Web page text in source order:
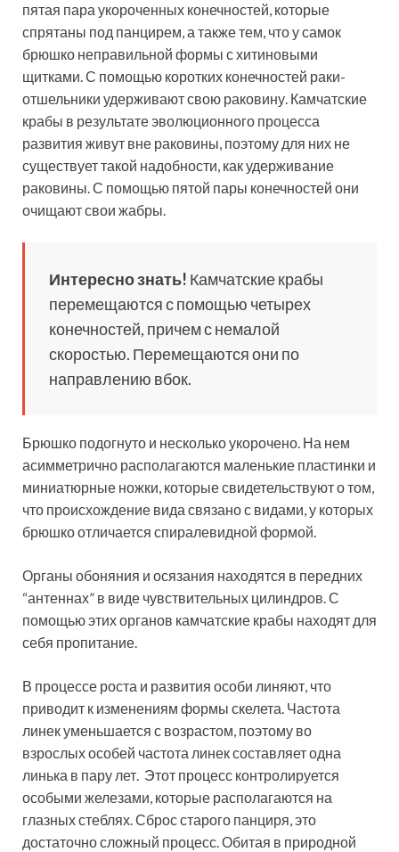
пятая пара укороченных конечностей, которые
спрятаны под панцирем, а также тем, что у самок
брюшко неправильной формы с хитиновыми
щитками. С помощью коротких конечностей раки-
отшельники удерживают свою раковину. Камчатские
крабы в результате эволюционного процесса
развития живут вне раковины, поэтому для них не
существует такой надобности, как удерживание
раковины. С помощью пятой пары конечностей они
очищают свои жабры.
Интересно знать! Камчатские крабы
перемещаются с помощью четырех
конечностей, причем с немалой
скоростью. Перемещаются они по
направлению вбок.
Брюшко подогнуто и несколько укорочено. На нем
асимметрично располагаются маленькие пластинки и
миниатюрные ножки, которые свидетельствуют о том,
что происхождение вида связано с видами, у которых
брюшко отличается спиралевидной формой.
Органы обоняния и осязания находятся в передних
“антеннах” в виде чувствительных цилиндров. С
помощью этих органов камчатские крабы находят для
себя пропитание.
В процессе роста и развития особи линяют, что
приводит к изменениям формы скелета. Частота
линек уменьшается с возрастом, поэтому во
взрослых особей частота линек составляет одна
линька в пару лет. Этот процесс контролируется
особыми железами, которые располагаются на
глазных стеблях. Сброс старого панциря, это
достаточно сложный процесс. Обитая в природной